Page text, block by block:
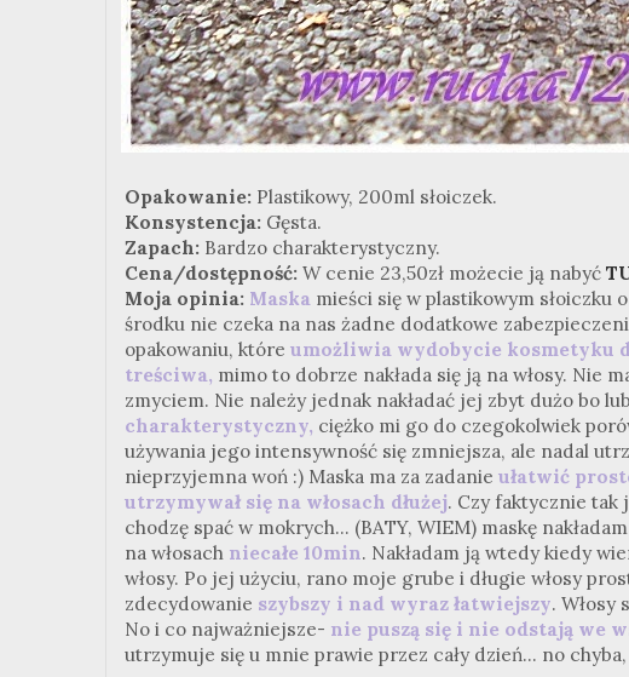
Opakowanie: Plastikowy, 200ml słoiczek.
Konsystencja: Gęsta.
Zapach: Bardzo charakterystyczny.
Cena/dostępność: W cenie 23,50zł możecie ją nabyć
Moja opinia: Maska mieści się w plastikowym słoiczku
środku nie czeka na nas żadne dodatkowe
opakowaniu, które umożliwia wydobycie kosmetyku
treściwa, mimo to dobrze nakłada się ją na włosy. Nie
zmyciem. Nie należy jednak nakładać jej zbyt dużo bo
charakterystyczny, ciężko mi go do czegokolwiek
używania jego intensywność się zmniejsza, ale nadal
nieprzyjemna woń :) Maska ma za zadanie ułatwić
utrzymywał się na włosach dłużej. Czy faktycznie tak
chodzę spać w mokrych... (BATY, WIEM) maskę
na włosach niecałe 10min. Nakładam ją wtedy kiedy
włosy. Po jej użyciu, rano moje grube i długie włosy
zdecydowanie szybszy i nad wyraz łatwiejszy. Włosy
No i co najważniejsze- nie puszą się i nie odstają we
utrzymuje się u mnie prawie przez cały dzień... no